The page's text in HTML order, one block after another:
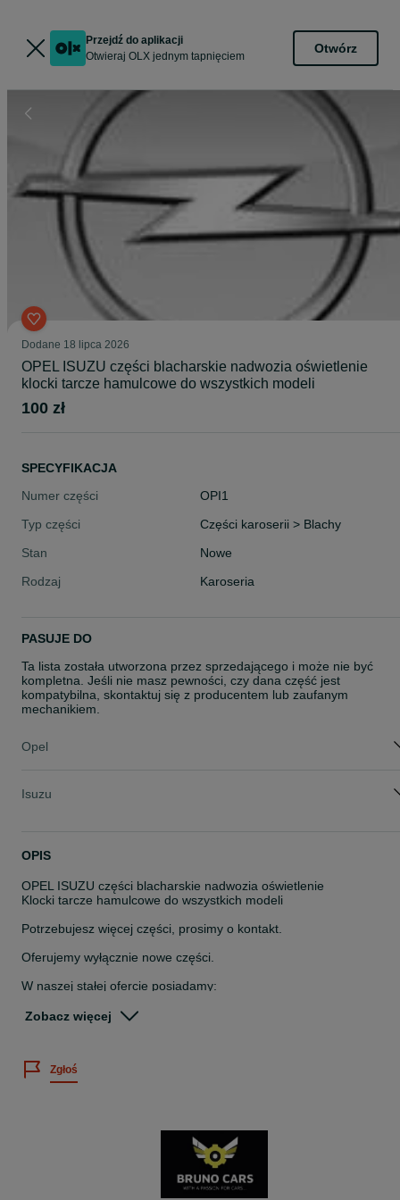
Przejdź do aplikacji
Otwieraj OLX jednym tapnięciem
Otwórz
Dodane 18 lipca 2026
OPEL ISUZU części blacharskie nadwozia oświetlenie
klocki tarcze hamulcowe do wszystkich modeli
100 zł
SPECYFIKACJA
Numer części
OPI1
Typ części
Części karoserii > Blachy
Stan
Nowe
Rodzaj
Karoseria
PASUJE DO
Ta lista została utworzona przez sprzedającego i może nie być
kompletna. Jeśli nie masz pewności, czy dana część jest
kompatybilna, skontaktuj się z producentem lub zaufanym
mechanikiem.
Opel
Isuzu
OPIS
OPEL ISUZU części blacharskie nadwozia oświetlenie
Klocki tarcze hamulcowe do wszystkich modeli
Potrzebujesz więcej części, prosimy o kontakt.
Oferujemy wyłącznie nowe części.
W naszej stałej ofercie posiadamy:
- błotniki przód
- nadkola/ reperaturki wewnętrzne błotników tylnych
- reperaturki/ korytka drzwi przód i tył
- grill zderzaka przedniego: lewa i prawa strona
- podłużnice/ wzmocnienie ramy
Zobacz więcej
Zgłoś